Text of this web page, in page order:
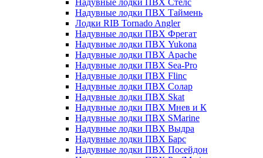
Надувные лодки ПВХ Стелс
Надувные лодки ПВХ Таймень
Лодки RIB Tornado Angler
Надувные лодки ПВХ Фрегат
Надувные лодки ПВХ Yukona
Надувные лодки ПВХ Apache
Надувные лодки ПВХ Sea-Pro
Надувные лодки ПВХ Flinc
Надувные лодки ПВХ Солар
Надувные лодки ПВХ Skat
Надувные лодки ПВХ Мнев и К
Надувные лодки ПВХ SMarine
Надувные лодки ПВХ Выдра
Надувные лодки ПВХ Барс
Надувные лодки ПВХ Посейдон